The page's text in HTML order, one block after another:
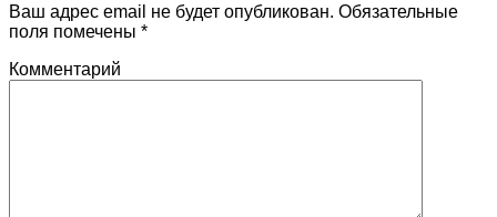
Ваш адрес email не будет опубликован. Обязательные
поля помечены *
Комментарий